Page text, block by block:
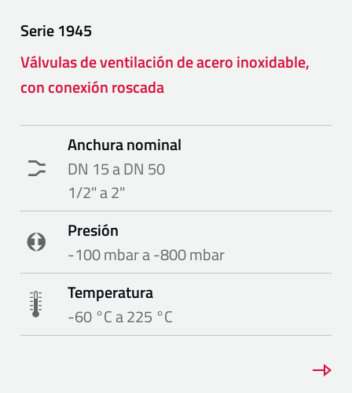
Serie1945
Válvulas de ventilación de acero inoxidable,
con conexión roscada
Anchura nominal
DN 15 a DN 50
1/2" a 2"
Presión
-100 mbar a -800 mbar
Temperatura
-60 °C a 225 °C